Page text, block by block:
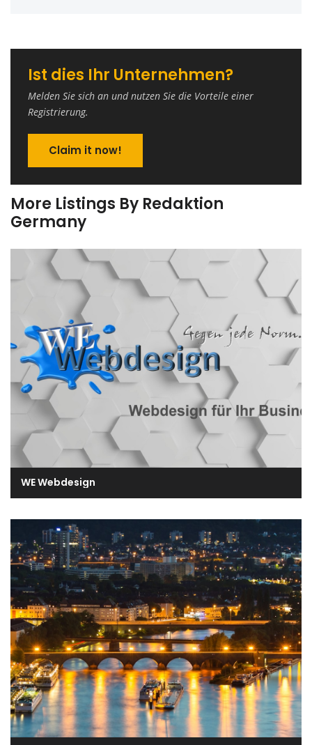
Ist dies Ihr Unternehmen?
Melden Sie sich an und nutzen Sie die Vorteile einer
Registrierung.
Claim it now!
More Listings By Redaktion
Germany
WE Webdesign